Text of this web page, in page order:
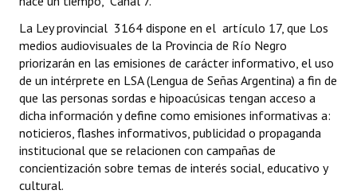
Antiguos Pobladores - Registro
Reconocimientos - Registro
Bariloche, Municipio intercultural
Entrega de distinciones
REFORMA DE LA CARTA ORGÁNICA
La Ley provincial 3164 dispone en el artículo 17, que Los
medios audiovisuales de la Provincia de Río Negro
priorizarán en las emisiones de carácter informativo, el uso
de un intérprete en LSA (Lengua de Señas Argentina) a fin de
que las personas sordas e hipoacúsicas tengan acceso a
dicha información y define como emisiones informativas a:
noticieros, flashes informativos, publicidad o propaganda
institucional que se relacionen con campañas de
concientización sobre temas de interés social, educativo y
cultural.